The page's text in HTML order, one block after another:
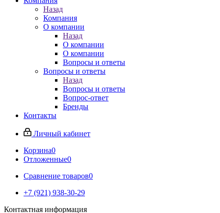
Назад
Компания
О компании
Назад
О компании
О компании
Вопросы и ответы
Вопросы и ответы
Назад
Вопросы и ответы
Вопрос-ответ
Бренды
Контакты
Личный кабинет
Корзина0
Отложенные0
Сравнение товаров0
+7 (921) 938-30-29
Контактная информация